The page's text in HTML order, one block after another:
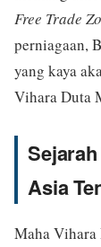
Free Trade
perniagaan,
yang kaya
Vihara Duta
Asia
Maha Vihara